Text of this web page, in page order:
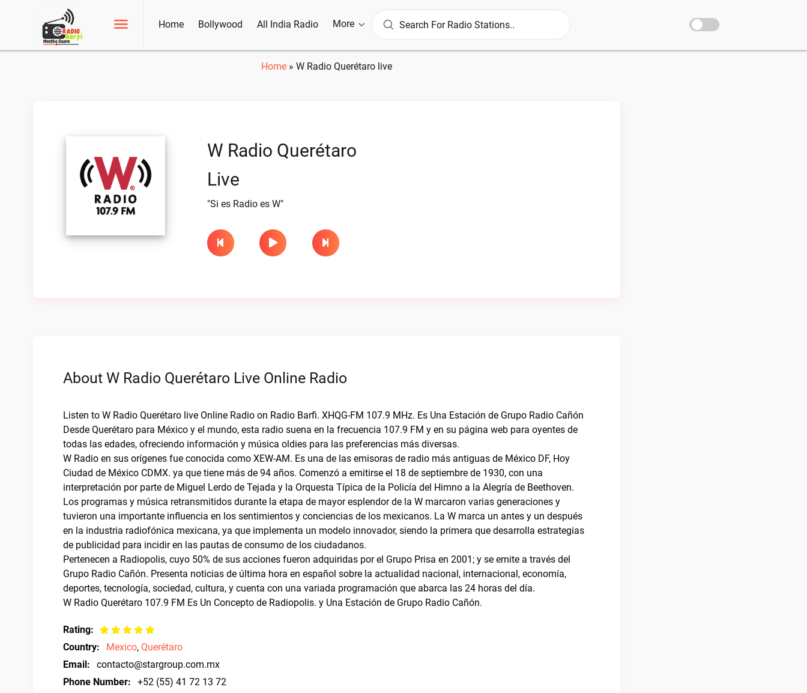
Home Bollywood All India Radio More
Home » W Radio Querétaro live
W Radio Querétaro
Live
"Si es Radio es W"
About W Radio Querétaro Live Online Radio
Listen to W Radio Querétaro live Online Radio on Radio Barfi. XHQG-FM 107.9 MHz. Es Una Estación de Grupo Radio Cañón
Desde Querétaro para México y el mundo, esta radio suena en la frecuencia 107.9 FM y en su página web para oyentes de
todas las edades, ofreciendo información y música oldies para las preferencias más diversas.
W Radio en sus orígenes fue conocida como XEW-AM. Es una de las emisoras de radio más antiguas de México DF, Hoy
Ciudad de México CDMX. ya que tiene más de 94 años. Comenzó a emitirse el 18 de septiembre de 1930, con una
interpretación por parte de Miguel Lerdo de Tejada y la Orquesta Típica de la Policía del Himno a la Alegría de Beethoven.
Los programas y música retransmitidos durante la etapa de mayor esplendor de la W marcaron varias generaciones y
tuvieron una importante influencia en los sentimientos y conciencias de los mexicanos. La W marca un antes y un después
en la industria radiofónica mexicana, ya que implementa un modelo innovador, siendo la primera que desarrolla estrategias
de publicidad para incidir en las pautas de consumo de los ciudadanos.
Pertenecen a Radiopolis, cuyo 50% de sus acciones fueron adquiridas por el Grupo Prisa en 2001; y se emite a través del
Grupo Radio Cañón. Presenta noticias de última hora en español sobre la actualidad nacional, internacional, economía,
deportes, tecnología, sociedad, cultura, y cuenta con una variada programación que abarca las 24 horas del día.
W Radio Querétaro 107.9 FM Es Un Concepto de Radiopolis. y Una Estación de Grupo Radio Cañón.
Rating:
Country:
Mexico, Querétaro
Email:
contacto@stargroup.com.mx
Phone Number:
+52 (55) 41 72 13 72